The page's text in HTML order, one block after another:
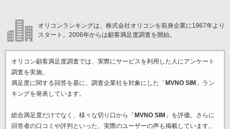
オリコンランキングは、株式会社オリコンを前身企業に1967年より
スタート。2006年からは顧客満足度調査を開始。
オリコン顧客満足度調査では、実際にサービスを利用した 人にアンケート
調査を実施。
満足度に関する回答を基に、調査企業社を対象にした「 MVNO SIM 」ラン
キングを発表しています。
総合満足度だけでなく、様々な切り口から「 MVNO SIM 」を評価。さらに
回答者の口コミや評判といった、実際のユーザーの声も掲載しています。